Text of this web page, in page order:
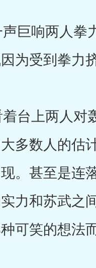
巨响两人拳
为受到拳力
台上两人对
多数人的估
。甚至是连
力和苏武之
可笑的想法